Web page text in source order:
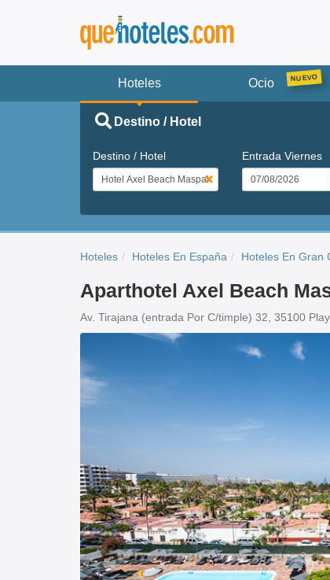
Hoteles Ocio
Destino / Hotel
Destino / Hotel Entrada Viernes
Hoteles Hoteles En España Hoteles En Gran
Aparthotel Axel Beach
Av. Tirajana (entrada Por C/timple) 32, 35100